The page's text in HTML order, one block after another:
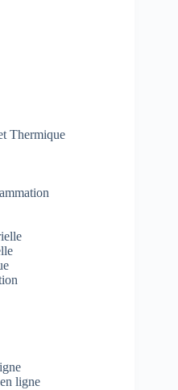
Thermique
ligne